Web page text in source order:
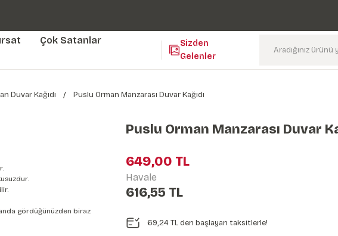
Yapışkanlı Kolay Uygulanan Duvar Kağıtları😇
Çok Satanlar
Sizden
Gelenler
Duvar Kağıdı Puslu Orman Manzarası Duvar Kağıdı
gördüğünüzden biraz
Puslu Orman Manzarası Duvar
649,00 TL
Havale
616,55 TL
69,24 TL den başlayan taksitlerle!